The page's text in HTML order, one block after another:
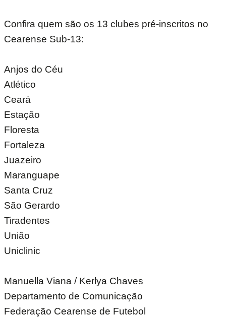
Confira quem são os 13 clubes pré-inscritos no
Cearense Sub-13:
Anjos do Céu
Atlético
Ceará
Estação
Floresta
Fortaleza
Juazeiro
Maranguape
Santa Cruz
São Gerardo
Tiradentes
União
Uniclinic
Manuella Viana / Kerlya Chaves
Departamento de Comunicação
Federação Cearense de Futebol